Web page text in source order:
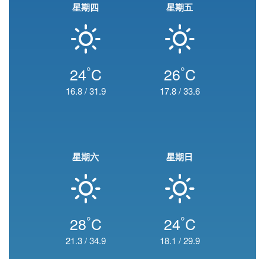
星期四
24°C
16.8/31.9
星期五
26°C
17.8/33.6
星期六
28°C
21.3/34.9
星期日
24°C
18.1 /29.9